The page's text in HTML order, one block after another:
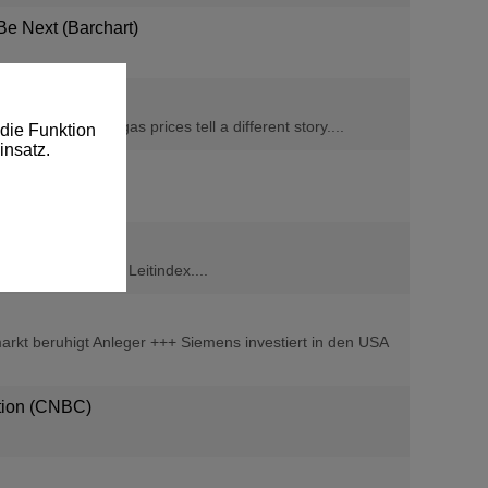
Funktion
Next (Barchart)
numbers, and gas prices tell a different story....
des deutschen Leitindex....
beruhigt Anleger +++ Siemens investiert in den USA
(CNBC)